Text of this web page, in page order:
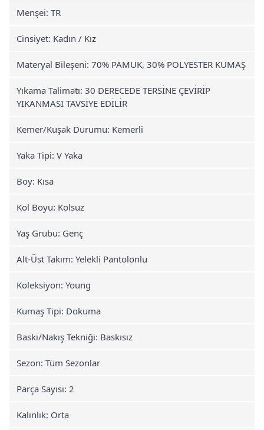
Menşei: TR
Cinsiyet: Kadın / Kız
Materyal Bileşeni: 70% PAMUK, 30% POLYESTER KUMAŞ
Yıkama Talimatı: 30 DERECEDE TERSİNE ÇEVİRİP
YIKANMASI TAVSİYE EDİLİR
Kemer/Kuşak Durumu: Kemerli
Yaka Tipi: V Yaka
Boy: Kısa
Kol Boyu: Kolsuz
Yaş Grubu: Genç
Alt-Üst Takım: Yelekli Pantolonlu
Koleksiyon: Young
Kumaş Tipi: Dokuma
Baskı/Nakış Tekniği: Baskısız
Sezon: Tüm Sezonlar
Parça Sayısı: 2
Kalınlık: Orta